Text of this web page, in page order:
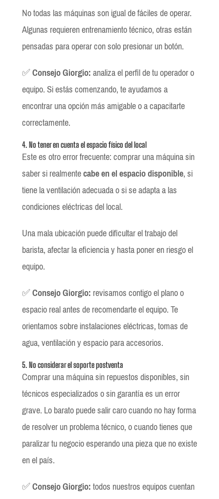
No todas las máquinas son igual de fáciles de operar.
Algunas requieren entrenamiento técnico, otras están
pensadas para operar con solo presionar un botón.
✅Consejo Giorgio:analiza el perfil de tu operador o
equipo. Si estás comenzando, te ayudamos a
encontrar una opción más amigable o a capacitarte
correctamente.
4. No tener en cuenta el espacio físico del local
Este es otro error frecuente: comprar una máquina sin
saber si realmentecabe en el espacio disponible, si
tiene la ventilación adecuada o si se adapta a las
condiciones eléctricas del local.
Una mala ubicación puede dificultar el trabajo del
barista, afectar la eficiencia y hasta poner en riesgo el
equipo.
✅Consejo Giorgio:revisamos contigo el plano o
espacio real antes de recomendarte el equipo. Te
orientamos sobre instalaciones eléctricas, tomas de
agua, ventilación y espacio para accesorios.
5. No considerar el soporte postventa
Comprar una máquina sin repuestos disponibles, sin
técnicos especializados o sin garantía es un error
grave. Lo barato puede salir caro cuando no hay forma
de resolver un problema técnico, o cuando tienes que
paralizar tu negocio esperando una pieza que no existe
en el país.
✅Consejo Giorgio:todos nuestros equipos cuentan